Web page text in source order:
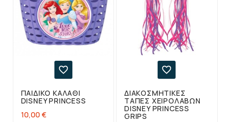

ΠΑΙΔΙΚΌ ΚΑΛΆΘΙ
DISNEY PRINCESS
10,00 €

ΔΙΑΚΟΣΜΗΤΙΚΈΣ
ΤΆΠΕΣ ΧΕΙΡΟΛΑΒΏΝ
DISNEY PRINCESS
GRIPS